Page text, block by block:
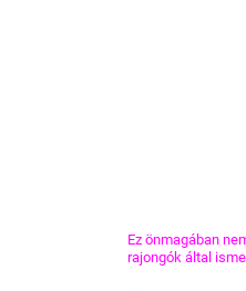
Ez önmagában
rajongók által